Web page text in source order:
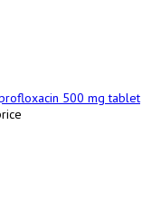
500 mg tablet